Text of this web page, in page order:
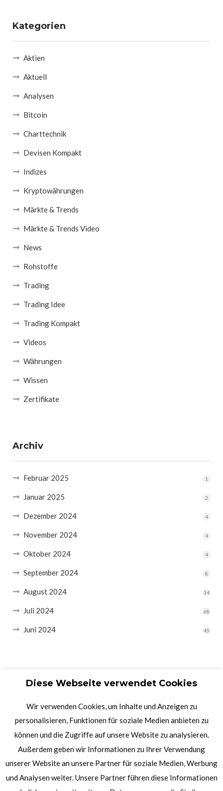
Kategorien
Aktien
Aktuell
Analysen
Bitcoin
Charttechnik
Devisen Kompakt
Indizes
Kryptowährungen
Märkte & Trends
Märkte & Trends Video
News
Rohstoffe
Trading
Trading Idee
Trading Kompakt
Videos
Währungen
Wissen
Zertifikate
Archiv
Februar 2025 1
Januar 2025 2
Dezember 2024 4
November 2024 4
Oktober 2024 4
September 2024 8
August 2024 34
Juli 2024 68
Juni 2024 45
Diese Webseite verwendet Cookies
Wir verwenden Cookies, um Inhalte und Anzeigen zu
personalisieren, Funktionen für soziale Medien anbieten zu
können und die Zugriffe auf unsere Website zu analysieren.
Außerdem geben wir Informationen zu Ihrer Verwendung
unserer Website an unsere Partner für soziale Medien, Werbung
und Analysen weiter. Unsere Partner führen diese Informationen